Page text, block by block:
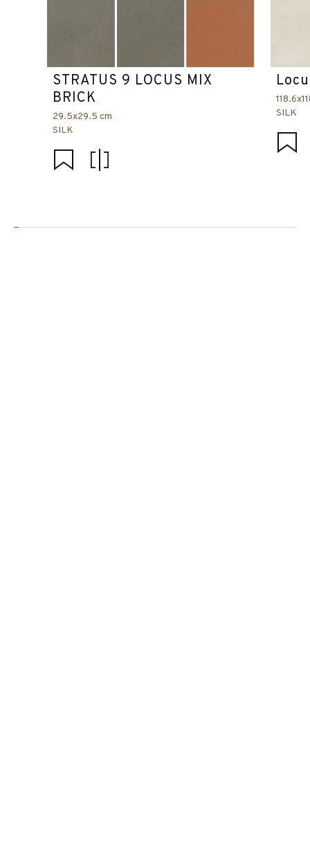
STRATUS 9 LOCUS MIX
BRICK
29.5x29.5 cm
SILK
SILK